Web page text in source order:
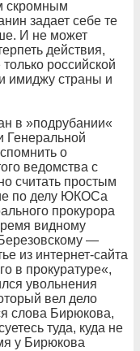
скромным
задает себе те
И не может
действия,
российской
имиджу страны и
в »подрубании«
Генеральной
о
ведомства с
считать простым
по делу ЮКОСа
прокурора
видному
—
из интернет-сайта
в прокуратуре«,
увольнения
вел дело
слова Бирюкова,
туда, куда не
у Бирюкова